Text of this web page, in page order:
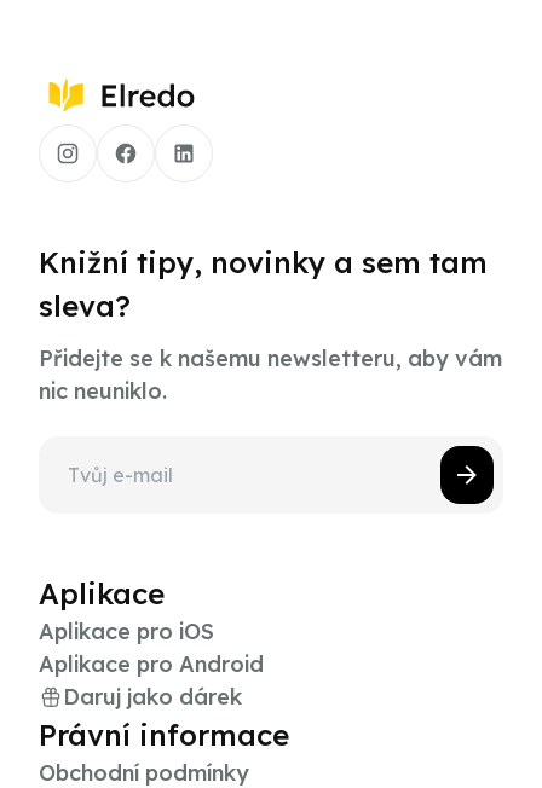
Knižní tipy, novinky a sem tam
sleva?
Přidejte se k našemu newsletteru, aby vám
nic neuniklo.
Aplikace
Aplikace pro iOS
Aplikace pro Android
Daruj jako dárek
Právní informace
Obchodní podmínky